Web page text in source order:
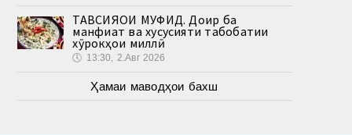
ТАВСИЯҲОИ МУФИД. Доир ба
манфиат ва хусусияти табобатии
хӯрокҳои миллӣ
🕔 13:30, 2.Авг 2026
Ҳамаи маводҳои бахш